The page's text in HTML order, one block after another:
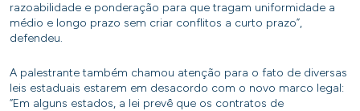
razoabilidade e ponderação para que tragam uniformidade a
médio e longo prazo sem criar conflitos a curto prazo”,
defendeu.
A palestrante também chamou atenção para o fato de diversas
leis estaduais estarem em desacordo com o novo marco legal:
“Em alguns estados, a lei prevê que os contratos de